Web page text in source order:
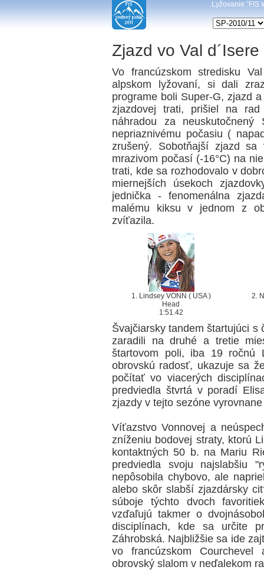
Lyžovanie "FIS
Zjazd vo Val
Vo francúzskom stredisku
alpskom lyžovaní, si dali
programe boli Super-G, zjazd
zjazdovej trati, prišiel na
náhradou za
nepriaznivému počasiu (
zrušený. Sobotňajší zjazd
mrazivom počasí (-16°C) na
trati, kde sa rozhodovalo v
miernejších úsekoch
jednička - fenomenálna
malému kiksu v jednom z
zvíťazila.
1. Lindsey VONN ( USA )
Head
2.
1:51.42
Švajčiarsky tandem štartujúci
zaradili na druhé a tretie
štartovom poli, iba 19 ročnú
obrovskú radosť, ukazuje sa
počítať vo viacerých
predviedla štvrtá v poradí
zjazdy v tejto sezóne
Víťazstvo Vonnovej a
zníženiu bodovej straty, ktorú
kontaktných 50 b. na Mariu
predviedla svoju najslabšiu
nepôsobila chybovo, ale
alebo skôr slabší zjazdársky
súboje týchto dvoch
vzďaľujú takmer o
disciplínach, kde sa určite
Záhrobská. Najbližšie sa ide
vo francúzskom
obrovský slalom v neďalekom